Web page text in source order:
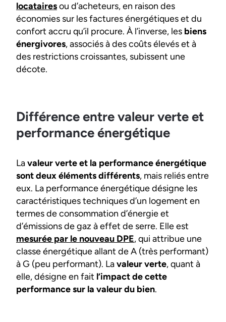
locatairesou d’acheteurs, en raison des
économies sur les factures énergétiques et du
confort accru qu’il procure. À l’inverse, les biens
énergivores, associés à des coûts élevés et à
des restrictions croissantes, subissent une
décote.
Différence entre valeur verte et
performance énergétique
Lavaleur verte et la performance énergétique
sont deux éléments différents, mais reliés entre
eux. La performance énergétique désigne les
caractéristiques techniques d’un logement en
termes de consommation d’énergie et
d’émissions de gaz à effet de serre. Elle est
mesurée par le nouveau DPE, qui attribue une
classe énergétique allant de A (très performant)
à G (peu performant). Lavaleur verte, quant à
elle, désigne en fait l’impact de cette
performance sur la valeur du bien.